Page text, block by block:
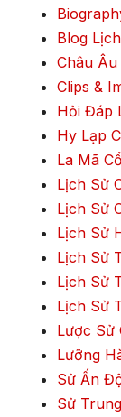
Blog
Châu
Clips &
Hỏi Đáp
Hy Lạp
La Mã
Lịch Sử
Lịch Sử
Lịch Sử
Lịch Sử
Lịch Sử
Lịch Sử
Lược Sử
Lưỡng
Sử Ấn
Sử